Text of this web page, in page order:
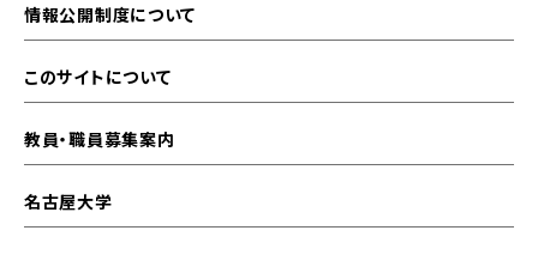
情報公開制度について
このサイトについて
教員・職員募集案内
名古屋大学